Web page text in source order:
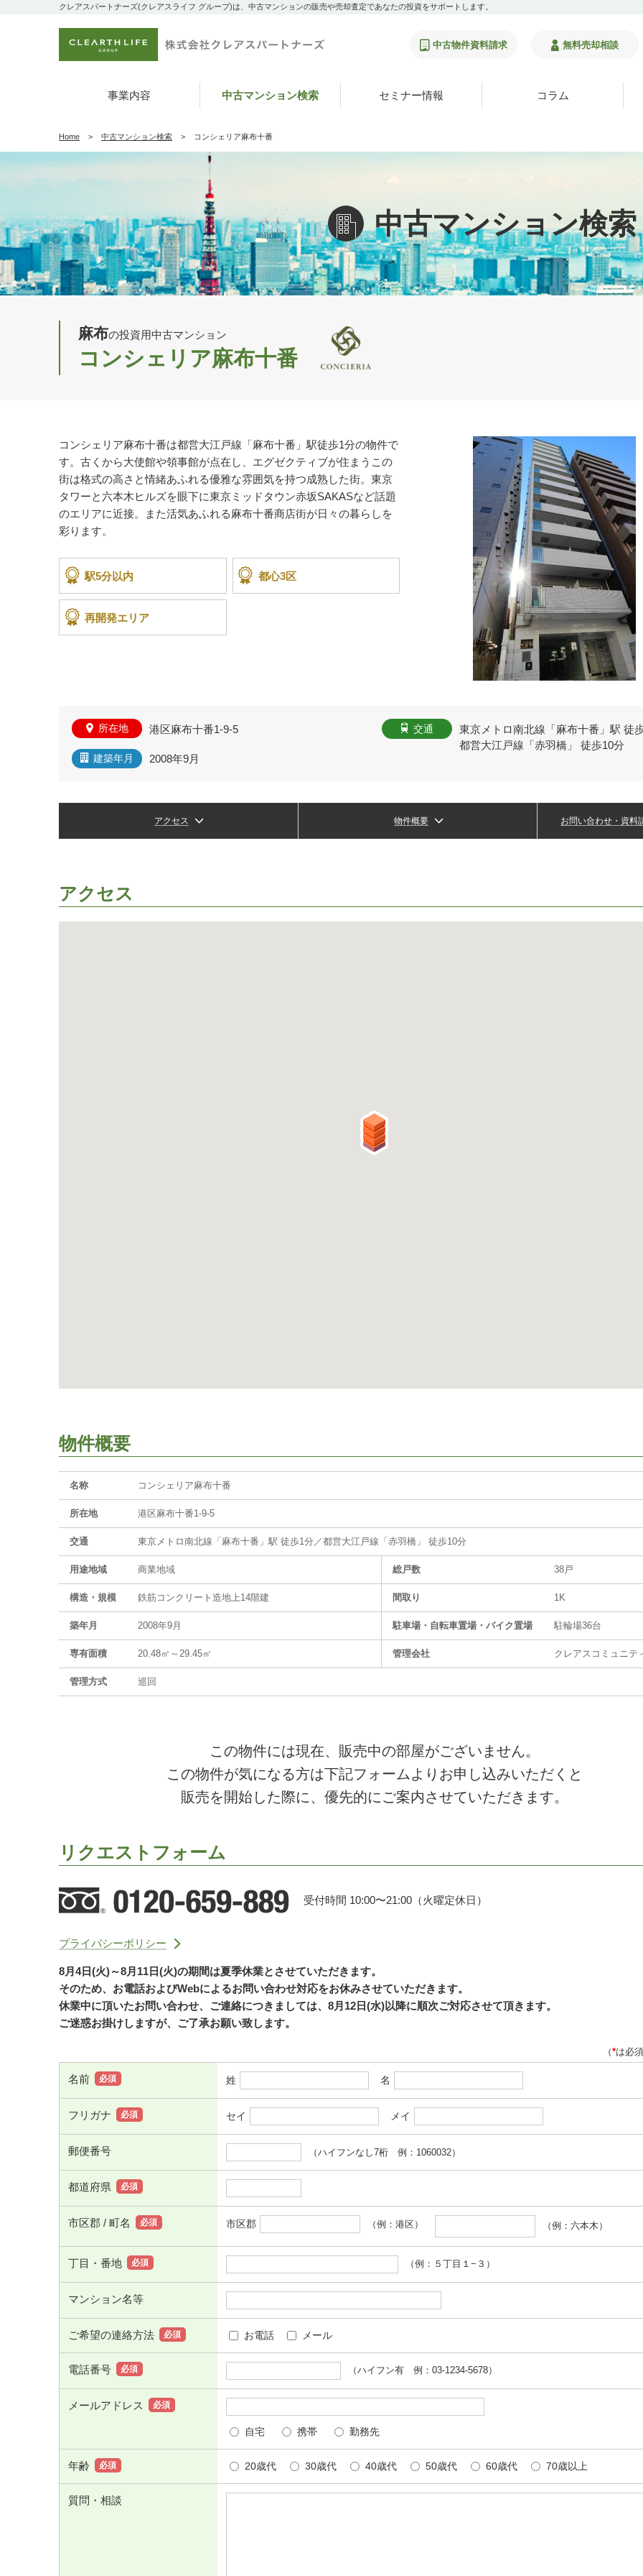
クレアスパートナーズ(クレアスライフ グループ)は、中古マンションの販売や売却査定であなたの投資をサポートします。
中古物件資料請求 無料売却相談
事業内容 中古マンション検索 セミナー情報 コラム
Home 中古マンション検索 コンシェリア麻布十番
中古マンション検索
麻布の投資用中古マンション
コンシェリア麻布十番
コンシェリア麻布十番は都営大江戸線「麻布十番」駅徒歩1分の物件で
す。古くから大使館や領事館が点在し、エグゼクティブが住まうこの
街は格式の高さと情緒あふれる優雅な雰囲気を持つ成熟した街。東京
タワーと六本木ヒルズを眼下に東京ミッドタウン赤坂SAKASなど話題
のエリアに近接。また活気あふれる麻布十番商店街が日々の暮らしを
彩ります。
駅5分以内 都心3区
再開発エリア
所在地 港区麻布十番1-9-5
建築年月 2008年9月
交通
東京メトロ南北線「麻布十番」駅 徒
都営大江戸線「赤羽橋」 徒歩10分
アクセス 物件概要 お問い合わせ・資料
アクセス
物件概要
名称 コンシェリア麻布十番
所在地 港区麻布十番1-9-5
交通 東京メトロ南北線「麻布十番」駅 徒歩1分／都営大江戸線「赤羽橋」 徒歩10分
用途地域 商業地域 総戸数 38戸
構造・規模 鉄筋コンクリート造地上14階建 間取り 1K
築年月 2008年9月 駐⾞場・⾃転⾞置場・バイク置場 駐輪場36台
専有面積 20.48㎡～29.45㎡ 管理会社 クレアスコミュニテ
管理方式 巡回
この物件には現在、販売中の部屋がございません。
この物件が気になる方は下記フォームよりお申し込みいただくと
販売を開始した際に、優先的にご案内させていただきます。
リクエストフォーム
受付時間 10:00〜21:00（火曜定休日）
プライバシーポリシー
8月4日(火)～8月11日(火)の期間は夏季休業とさせていただきます。
そのため、お電話およびWebによるお問い合わせ対応をお休みさせていただきます。
休業中に頂いたお問い合わせ、ご連絡につきましては、8月12日(水)以降に順次ご対応させて頂きます。
ご迷惑お掛けしますが、ご了承お願い致します。